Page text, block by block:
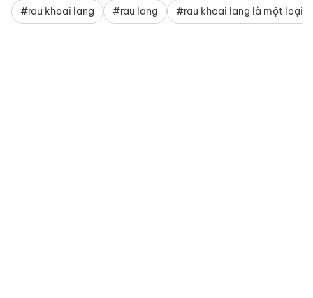
#rau khoai lang #rau lang #rau khoai lang là một loại